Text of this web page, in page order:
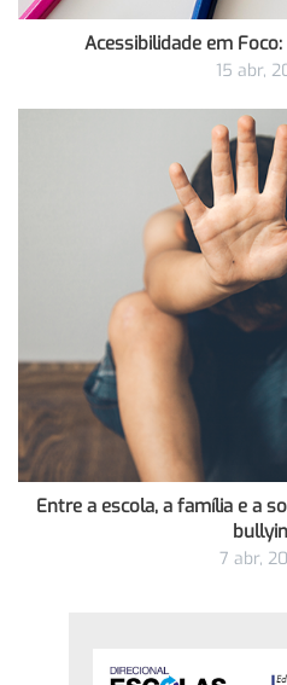
Acessibilidade em
15 abr,
Entre a escola, a família e a
7 abr,